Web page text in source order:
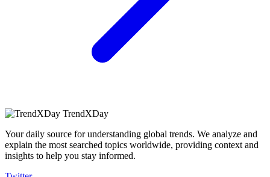
TrendXDay
Your daily source for understanding global trends. We analyze and
explain the most searched topics worldwide, providing context and
insights to help you stay informed.